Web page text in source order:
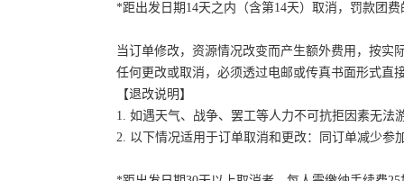
*距出发日期14天之内（含第14天）取消，罚款团费
当订单修改，资源情况改变而产生额外费用，按实
任何更改或取消，必须透过电邮或传真书面形式直
【退改说明】
1. 如遇天气、战争、罢工等人力不可抗拒因素无
2. 以下情况适用于订单取消和更改：同订单减少